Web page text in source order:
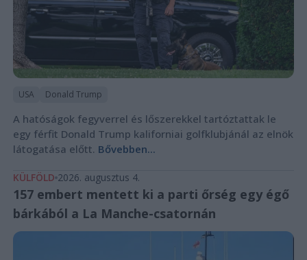
USA Donald Trump
A hatóságok fegyverrel és lőszerekkel tartóztattak le
egy férfit Donald Trump kaliforniai golfklubjánál az elnök
látogatása előtt. Bővebben...
KÜLFÖLD 2026. augusztus 4.
157 embert mentett ki a parti őrség egy égő
bárkából a La Manche-csatornán